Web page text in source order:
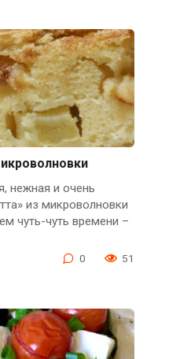
нежная и очень
из микроволновки
чуть-чуть времени –
0 51